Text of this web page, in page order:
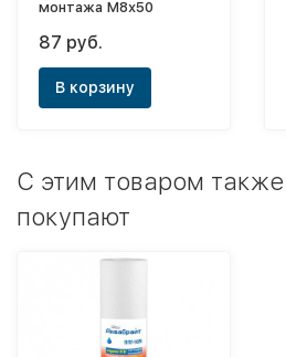
монтажа М8х50
87 руб.
В корзину
C этим товаром также
покупают